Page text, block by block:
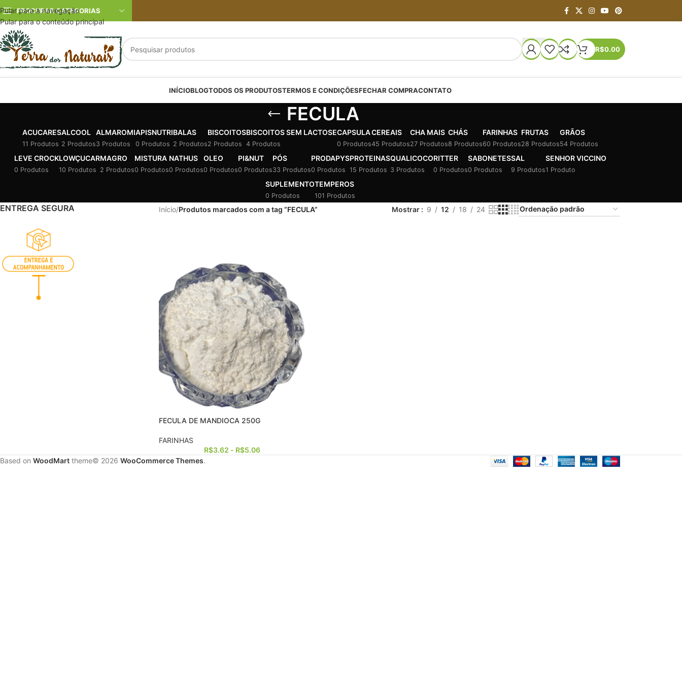
Pular para a navegação
Pular para o conteúdo principal
PROCURAR CATEGORIAS
R$0.00
INÍCIOBLOGTODOS OS PRODUTOSTERMOS E CONDIÇÕESFECHAR COMPRACONTATO
FECULA
ACUCARES
11 Produtos
ALCOOL
2 Produtos
ALMAROMI
3 Produtos
APISNUTRI
0 Produtos
BALAS
2 Produtos
BISCOITOS
2 Produtos
BISCOITOS SEM LACTOSE
4 Produtos
CAPSULA
0 Produtos
CEREAIS
45 Produtos
CHA MAIS
27 Produtos
CHÁS
8 Produtos
FARINHAS
60 Produtos
FRUTAS
28 Produtos
GRÃOS
54 Produtos
LEVE CROCK
0 Produtos
LOWÇUCAR
10 Produtos
MAGRO
2 Produtos
MISTURA
0 Produtos
NATHUS
0 Produtos
OLEO
0 Produtos
PI&NUT
0 Produtos
PÓS
33 Produtos
PRODAPYS
0 Produtos
PROTEINAS
15 Produtos
QUALICOCO
3 Produtos
RITTER
0 Produtos
SABONETES
0 Produtos
SAL
9 Produtos
SENHOR VICCINO
1 Produto
SUPLEMENTO
0 Produtos
TEMPEROS
101 Produtos
ENTREGA SEGURA Início/Produtos marcados com a tag “FECULA” Mostrar 9 12 18 24
FECULA DE MANDIOCA 250G
FARINHAS
R$3.62 - R$5.06
Based on WoodMart theme© 2026 WooCommerce Themes.